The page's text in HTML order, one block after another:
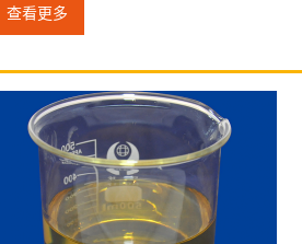
查看更多